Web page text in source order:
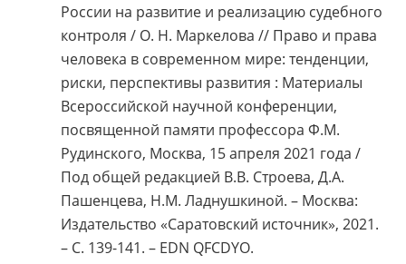
России на развитие и реализацию судебного
контроля / О. Н. Маркелова // Право и права
человека в современном мире: тенденции,
риски, перспективы развития : Материалы
Всероссийской научной конференции,
посвященной памяти профессора Ф.М.
Рудинского, Москва, 15 апреля 2021 года /
Под общей редакцией В.В. Строева, Д.А.
Пашенцева, Н.М. Ладнушкиной. – Москва:
Издательство «Саратовский источник», 2021.
– С. 139-141. – EDN QFCDYO.